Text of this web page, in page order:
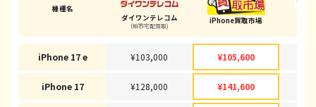
機種名
iPhone 17 e
iPhone 17
ダイワンテレコム
(柏市宅配買取)
¥103,000
¥128,000
iPhone買取市場
¥105,600
¥141,600